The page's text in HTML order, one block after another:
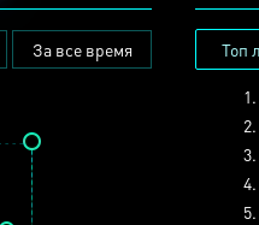
За все время Топ
1.
2.
3.
4.
5.